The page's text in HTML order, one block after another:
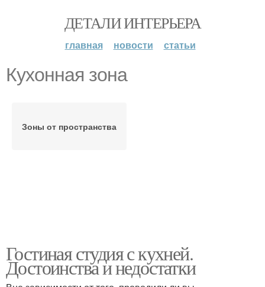
ДЕТАЛИ ИНТЕРЬЕРА
главная новости статьи
Кухонная зона
Зоны от пространства
Гостиная студия с кухней.
Достоинства и недостатки